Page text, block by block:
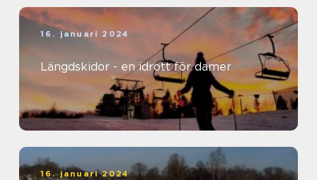
16. januari 2024
Längdskidor - en idrott för damer
16. januari 2024